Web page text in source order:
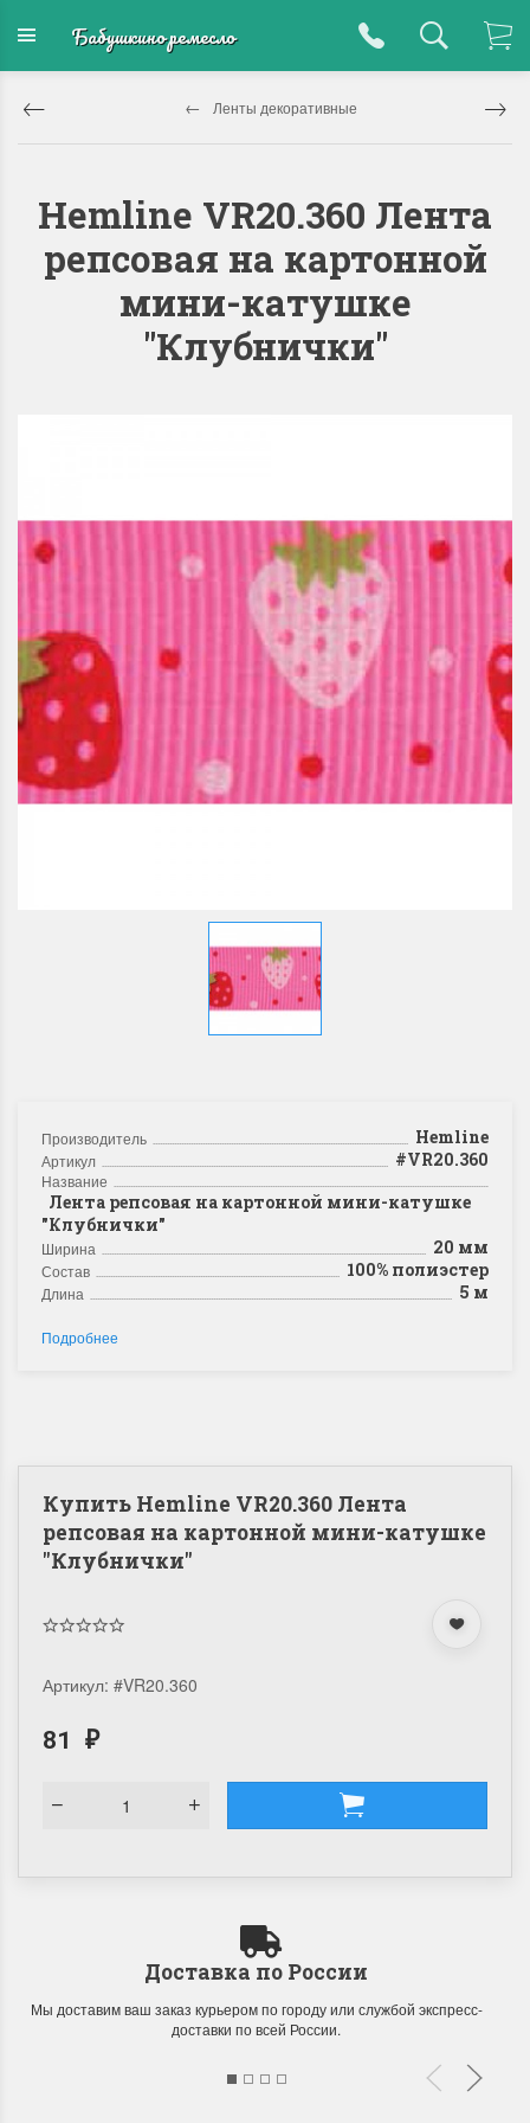
Бабушкино ремесло
Ленты декоративные
Hemline VR20.360 Лента
репсовая на картонной
мини-катушке
"Клубнички"
Производитель Hemline
Артикул #VR20.360
Название
Лента репсовая на картонной мини-катушке
"Клубнички"
Ширина 20 мм
Состав 100% полиэстер
Длина 5 м
Подробнее
Купить Hemline VR20.360 Лента
репсовая на картонной мини-катушке
"Клубнички"
Артикул: #VR20.360
81 ₽
Доставка по России
Мы доставим ваш заказ курьером по городу или службой экспресс-
доставки по всей России.